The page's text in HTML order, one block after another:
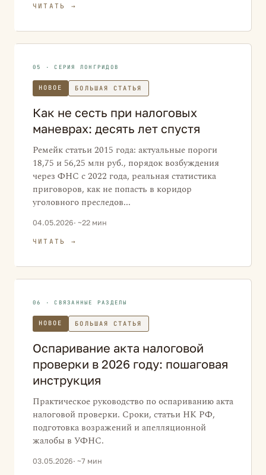
ЧИТАТЬ →
05 · СЕРИЯ ЛОНГРИДОВ
НОВОЕ БОЛЬШАЯ СТАТЬЯ
Как не сесть при налоговых
маневрах: десять лет спустя
Ремейк статьи 2015 года: актуальные пороги
18,75 и 56,25 млн руб., порядок возбуждения
через ФНС с 2022 года, реальная статистика
приговоров, как не попасть в коридор
уголовного преследов...
04.05.2026· ~22 мин
ЧИТАТЬ →
06 · СВЯЗАННЫЕ РАЗДЕЛЫ
НОВОЕ БОЛЬШАЯ СТАТЬЯ
Оспаривание акта налоговой
проверки в 2026 году: пошаговая
инструкция
Практическое руководство по оспариванию акта
налоговой проверки. Сроки, статьи НК РФ,
подготовка возражений и апелляционной
жалобы в УФНС.
03.05.2026· ~7 мин